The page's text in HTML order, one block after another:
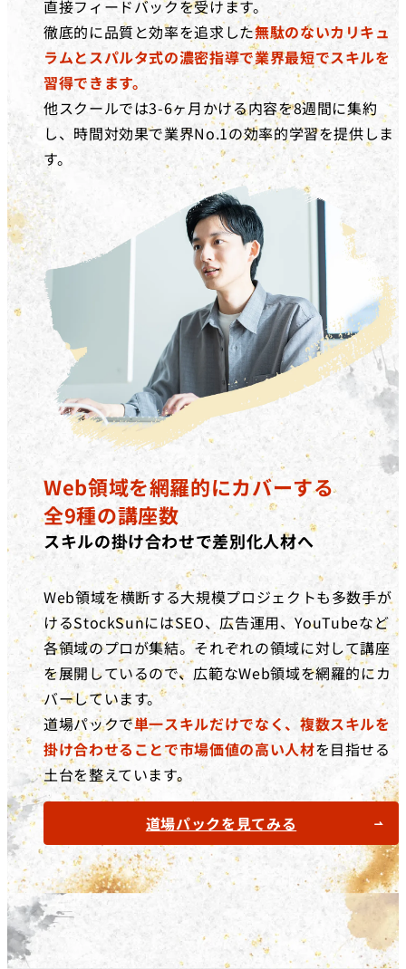
直接フィードバックを受けます。
徹底的に品質と効率を追求した無駄のないカリキュ
ラムとスパルタ式の濃密指導で業界最短でスキルを
習得できます。
他スクールでは3-6ヶ月かける内容を8週間に集約
し、時間対効果で業界No.1の効率的学習を提供しま
す。
Web領域を網羅的にカバーする
全9種の講座数
スキルの掛け合わせで差別化人材へ
Web領域を横断する大規模プロジェクトも多数手が
けるStockSunにはSEO、広告運用、YouTubeなど
各領域のプロが集結。それぞれの領域に対して講座
を展開しているので、広範なWeb領域を網羅的にカ
バーしています。
道場パックで単一スキルだけでなく、複数スキルを
掛け合わせることで市場価値の高い人材を目指せる
土台を整えています。
道場パックを見てみる